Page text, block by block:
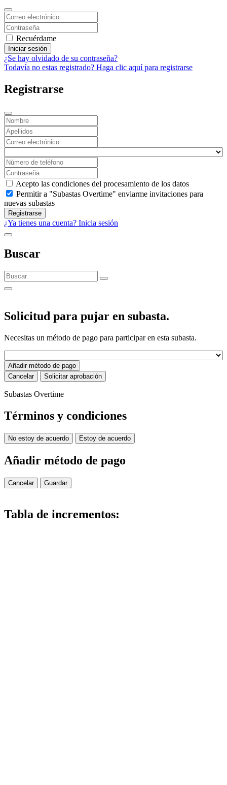
Recuérdame
Iniciar sesión
¿Se hay olvidado de su contraseña?
Todavía no estas registrado? Haga clic aquí para registrarse
Registrarse
Acepto las condiciones del procesamiento de los datos
Permitir a "Subastas Overtime" enviarme invitaciones para
nuevas subastas
Registrarse
¿Ya tienes una cuenta? Inicia sesión
Buscar
Solicitud para pujar en subasta.
Necesitas un método de pago para participar en esta subasta.
Añadir método de pago
Cancelar
Solicitar aprobación
Subastas Overtime
Términos y condiciones
No estoy de acuerdo Estoy de acuerdo
Añadir método de pago
Cancelar Guardar
Tabla de incrementos: